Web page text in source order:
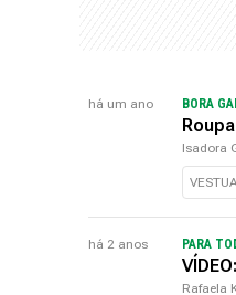
há um ano BORA
Isadora
há 2 anos PARA
Rafaela